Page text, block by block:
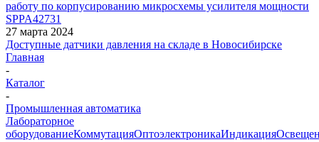
работу по корпусированию микросхемы усилителя мощности
SPPA42731
27 марта 2024
Доступные датчики давления на складе в Новосибирске
Главная
-
Каталог
-
Промышленная автоматика
Лабораторное
оборудованиеКоммутацияОптоэлектроникаИндикация